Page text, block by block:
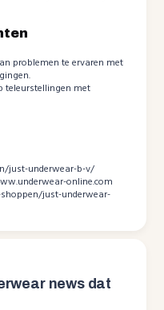
problemen te ervaren met
teleurstellingen met
just-underwear-b-v/
online.com
just-underwear-
news dat